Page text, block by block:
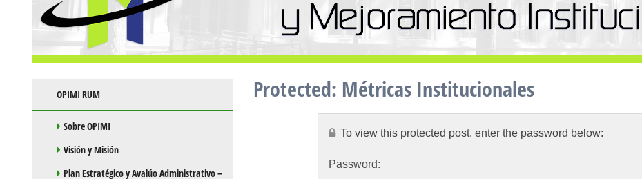
Protected: Métricas Institucionales
To view this protected post, enter the password below:
Password:
OPIMI RUM
Sobre OPIMI
Visión y Misión
Plan Estratégico y Avalúo Administrativo –